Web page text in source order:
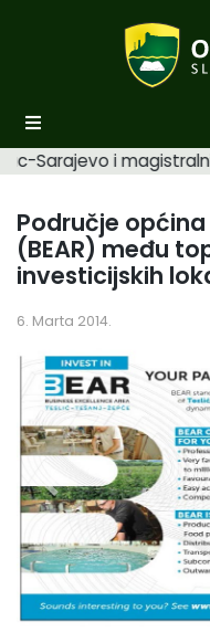
Podaci o Općini
Biznis
Općinski načelnik
Općinsko vijeće
Uprava
Sarajevo i
Područje općina
(BEAR) među
investicijskih
6. Marta 2014.